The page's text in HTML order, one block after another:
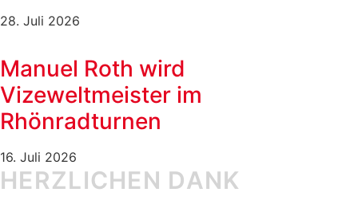
28. Juli 2026
Manuel Roth wird
Vizeweltmeister im
Rhönradturnen
16. Juli 2026
HERZLICHEN DANK